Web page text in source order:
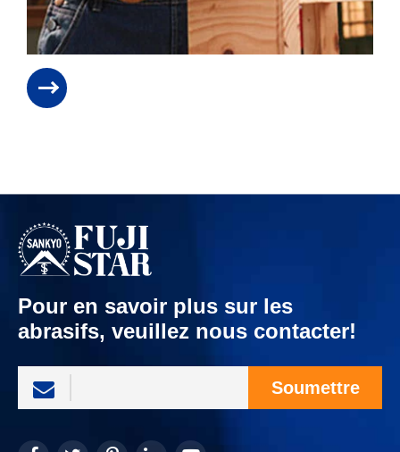
Pour en savoir plus sur les
abrasifs, veuillez nous contacter!
Soumettre